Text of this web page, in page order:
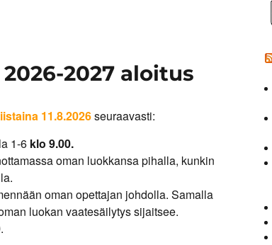
2027 aloitus
11.8.2026seuraavasti:
1-6 klo 9.00.
oman luokkansa pihalla, kunkin
oman opettajan johdolla. Samalla
luokan vaatesäilytys sijaitsee.
.